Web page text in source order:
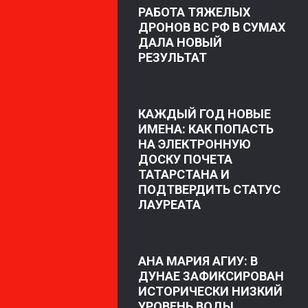
РАБОТА ТЯЖЕЛЫХ
ДРОНОВ ВС РФ В СУМАХ
ДАЛА НОВЫЙ
РЕЗУЛЬТАТ
КАЖДЫЙ ГОД НОВЫЕ
ИМЕНА: КАК ПОПАСТЬ
НА ЭЛЕКТРОННУЮ
ДОСКУ ПОЧЕТА
ТАТАРСТАНА И
ПОДТВЕРДИТЬ СТАТУС
ЛАУРЕАТА
АНА МАРИЯ АГИУ: В
ДУНАЕ ЗАФИКСИРОВАН
ИСТОРИЧЕСКИ НИЗКИЙ